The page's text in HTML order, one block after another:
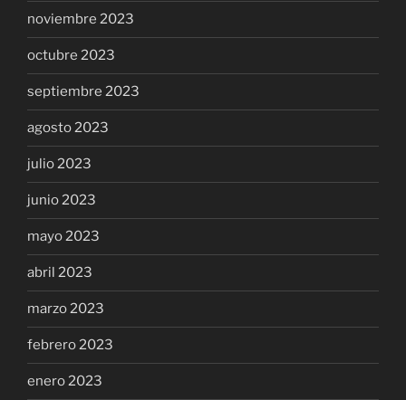
noviembre 2023
octubre 2023
septiembre 2023
agosto 2023
julio 2023
junio 2023
mayo 2023
abril 2023
marzo 2023
febrero 2023
enero 2023